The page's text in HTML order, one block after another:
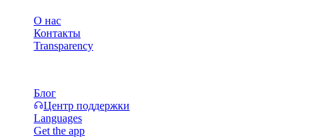
О нас
Контакты
Transparency
Блог
Центр поддержки
Languages
Get the app